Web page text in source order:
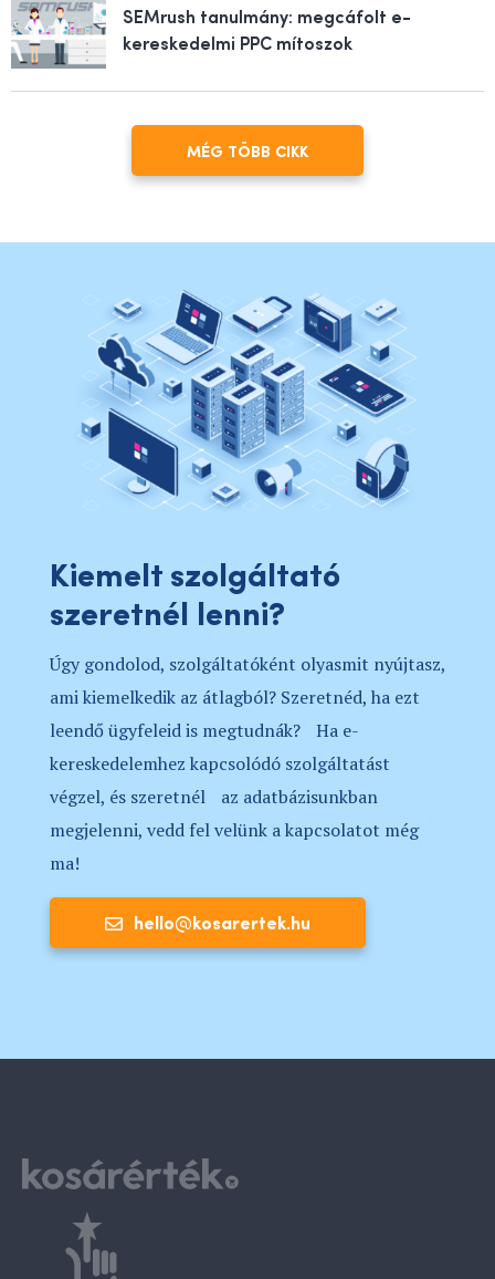
SEMrush tanulmány: megcáfolt e-
kereskedelmi PPC mítoszok
MÉG TÖBB CIKK
Kiemelt szolgáltató
szeretnél lenni?
Úgy gondolod, szolgáltatóként olyasmit nyújtasz,
ami kiemelkedik az átlagból? Szeretnéd, ha ezt
leendő ügyfeleid is megtudnák? Ha e-
kereskedelemhez kapcsolódó szolgáltatást
végzel, és szeretnél az adatbázisunkban
megjelenni, vedd fel velünk a kapcsolatot még
ma!
hello@kosarertek.hu